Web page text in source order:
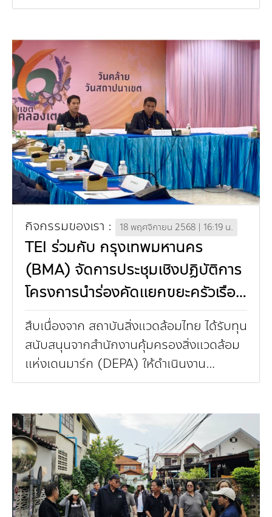
Environmental Protection Agency หรือ
กิจกรรมของเรา : 18 พฤศจิกายน 2568 | 16:19 น.
TEI ร่วมกับ กรุงเทพมหานคร
(BMA) จัดการประชุมเชิงปฏิบัติการ
โครงการนำร่องคัดแยกขยะครัวเรือน
ในคอนโดมิเนียมกรุงเทพมหานคร
สืบเนื่องจาก สถาบันสิ่งแวดล้อมไทย ได้รับทุน
สนับสนุนจากสำนักงานคุ้มครองสิ่งแวดล้อม
แห่งเดนมาร์ก (DEPA) ให้ดำเนินงาน
โครงการนำร่องคัดแยกขยะครัวเรือนใน